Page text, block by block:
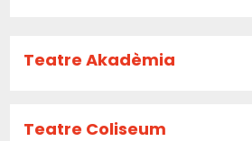
Teatre Akadèmia
Teatre Coliseum